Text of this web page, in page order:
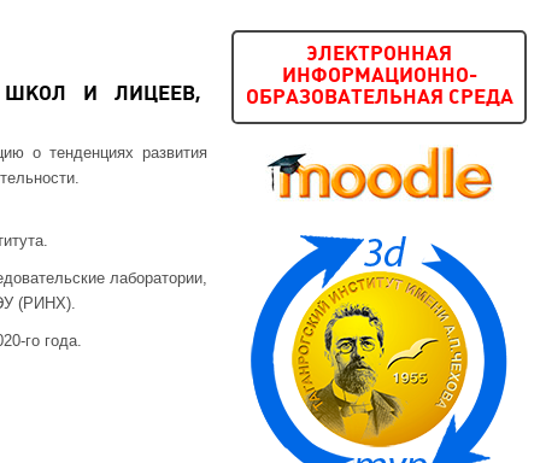
ШКОЛ И ЛИЦЕЕВ,
о тенденциях развития
лаборатории,
(РИНХ).
го года.
ЭЛЕКТРОННАЯ
ИНФОРМАЦИОННО-
ОБРАЗОВАТЕЛЬНАЯ СРЕДА